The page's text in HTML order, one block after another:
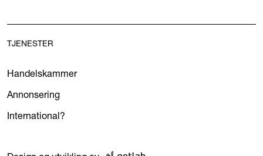
TJENESTER
Handelskammer
Annonsering
International?